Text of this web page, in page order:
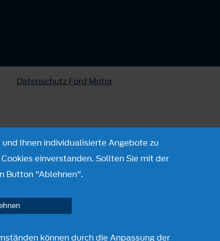
Datenschutz Ford Motor
Ihnen individualisierte Angebote zu
einverstanden. Sollten Sie mit der
Button "Ablehnen".
können durch die Anpassung der